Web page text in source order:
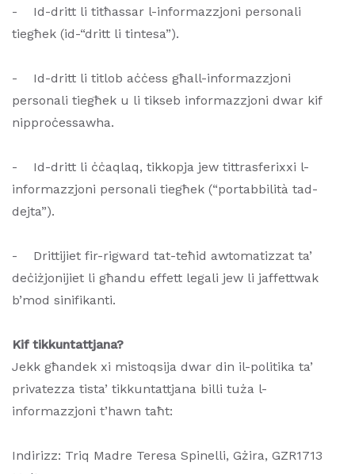
- Id-dritt li titħassar l-informazzjoni personali
tiegħek (id-“dritt li tintesa”).
- Id-dritt li titlob aċċess għall-informazzjoni
personali tiegħek u li tikseb informazzjoni dwar kif
nipproċessawha.
- Id-dritt li ċċaqlaq, tikkopja jew tittrasferixxi l-
informazzjoni personali tiegħek (“portabbilità tad-
dejta”).
- Drittijiet fir-rigward tat-teħid awtomatizzat ta’
deċiżjonijiet li għandu effett legali jew li jaffettwak
b’mod sinifikanti.
Kif tikkuntattjana?
Jekk għandek xi mistoqsija dwar din il-politika ta’
privatezza tista’ tikkuntattjana billi tuża l-
informazzjoni t’hawn taħt:
Indirizz: Triq Madre Teresa Spinelli, Gżira, GZR1713